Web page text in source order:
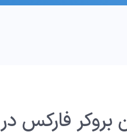
بروکر فارکس